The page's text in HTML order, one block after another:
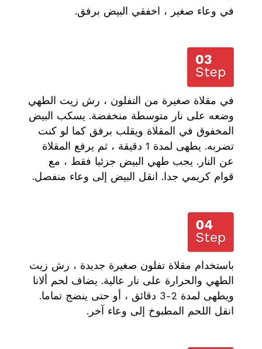
في وعاء صغير ، اخفقي البيض برفق.
في مقلاة صغيرة من التفلون ، رش زيت الطهي
وضعه على نار متوسطة منخفضة. يسكب البيض
المخفوق في المقلاة ويقلب برفق كما لو كنت
تضربه. يطهى لمدة 1 دقيقة ، ثم يرفع المقلاة
عن النار. يجب طهي البيض جزئيا فقط ، مع
قوام كريمي جدا. انقل البيض إلى وعاء منفصل.
باستخدام مقلاة تفلون صغيرة جديدة ، رش زيت
الطهي والحرارة على نار عالية. يضاف لحم ألانا
ويطهى لمدة 2-3 دقائق ، أو حتى ينضج تماما.
انقل اللحم المطبوخ إلى وعاء آخر.